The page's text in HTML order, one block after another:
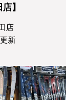
】
店
新